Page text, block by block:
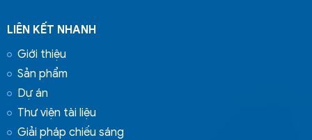
LIÊN KẾT NHANH
Giới thiệu
Sản phẩm
Dự án
Thư viện tài liệu
Giải pháp chiếu sáng